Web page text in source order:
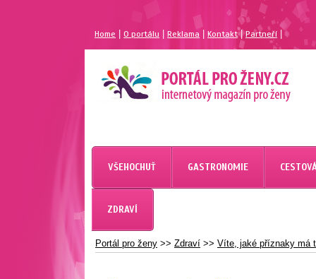
Home |O portálu Reklama Kontakt| Partneří
MAGAZÍN PRO ŽENY
PORTÁL PRO ŽENY.CZ
VŠEHOCHUŤ GASTRONOMIE
ZDRAVÍ
Portál pro ženy >> Zdraví >> Víte, jaké příznaky má